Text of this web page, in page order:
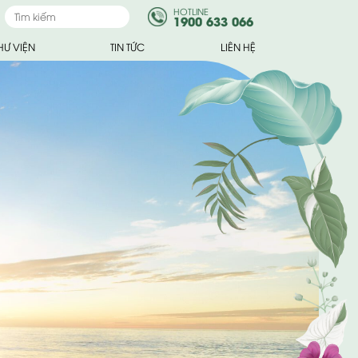
HOTLINE
1900 633 066
VIỆN TIN TỨC LIÊN HỆ